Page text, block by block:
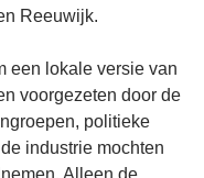
Reeuwijk.
een lokale versie van
voorgezeten door de
politieke
industrie mochten
Alleen de